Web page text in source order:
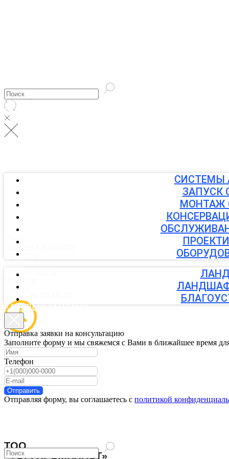
Контакты
Статьи
ТОО
«ТОРГПРОМПЛАСТ»
ФИТИНГИ И КРАНЫ
КАПЕЛЬНЫЙ ПОЛИВ
АВТОПОЛИВ
ЛАНДШАФТНЫЕ УСЛУГИ
Задать вопрос
СИСТЕМЫ
ЗАПУСК
МОНТАЖ
Отправка заявки на консультацию
Заполните форму и мы свяжемся с Вами в ближайшее время
Телефон
Отправить
Отправляя форму, вы соглашаетесь с политикой